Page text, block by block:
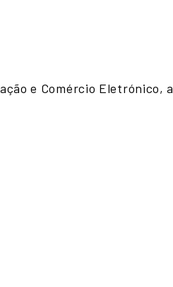
e Comércio Eletrónico, a